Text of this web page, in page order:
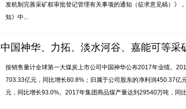
发机制完善采矿权审批登记管理有关事项的通知（征求意见稿）》
知》中...
中国神华、力拓、淡水河谷、嘉能可等采
按销售量计全球第一大煤炭上市公司中国神华公布2017年业绩。
703.33亿元，同比增长80.8%；归属于公司股东的净利润450.37
元，同比增长93.0%。2017年集团商品煤产量达到29540万吨，同